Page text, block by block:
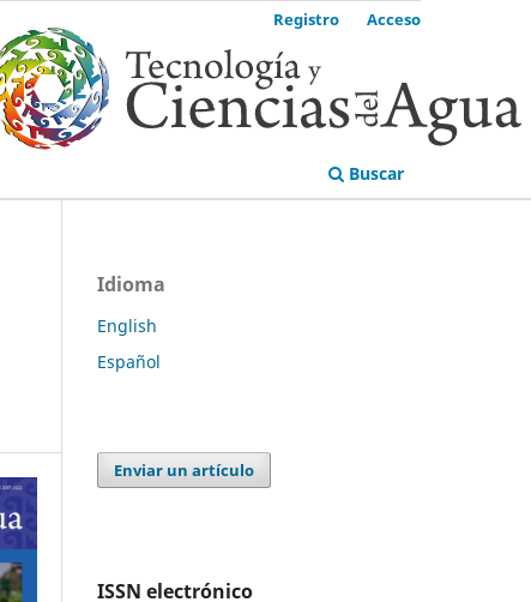
Buscar
Registro Acceso
Idioma
English
Español
Enviar un artículo
ISSN electrónico